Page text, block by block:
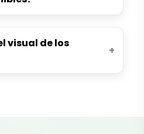
visual de los